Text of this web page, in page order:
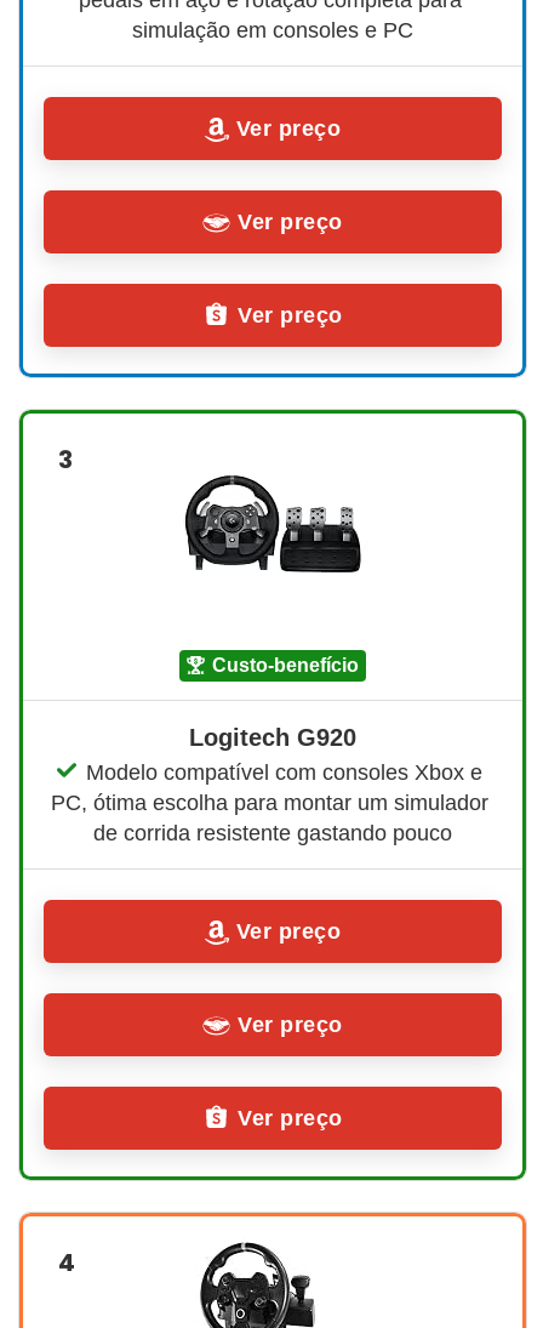
simulação em consoles e PC
Ver preço
Ver preço
Ver preço
3
custo-benefício
Logitech G920
Modelo compatível com consoles Xbox e
PC, ótima escolha para montar um simulador
de corrida resistente gastando pouco
Ver preço
Ver preço
Ver preço
4